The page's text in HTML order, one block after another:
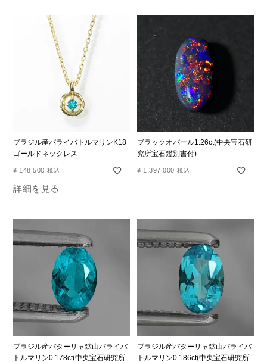
ブラジル産パライバトルマリンK18
ゴールドネックレス
¥ 148,500 税込
詳細を見る
ブラックオパール1.26ct(中央宝石研
究所宝石鑑別書付)
¥ 1,397,000 税込
ブラジル産バターリャ鉱山パライバ
トルマリン0.178ct(中央宝石研究所
ブラジル産バターリャ鉱山パライバ
トルマリン0.186ct(中央宝石研究所